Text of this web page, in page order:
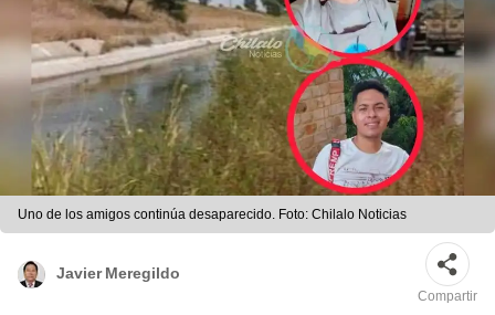
Uno de los amigos continúa desaparecido. Foto: Chilalo Noticias
Javier Meregildo
Compartir